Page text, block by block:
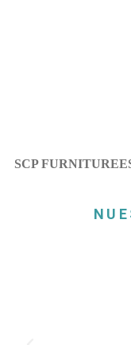
SCP FURNITURE